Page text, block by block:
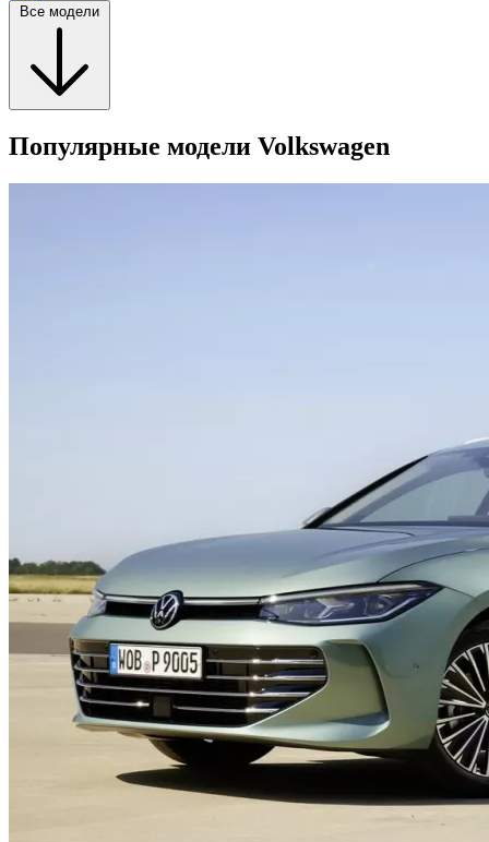
Все модели
Популярные модели Volkswagen